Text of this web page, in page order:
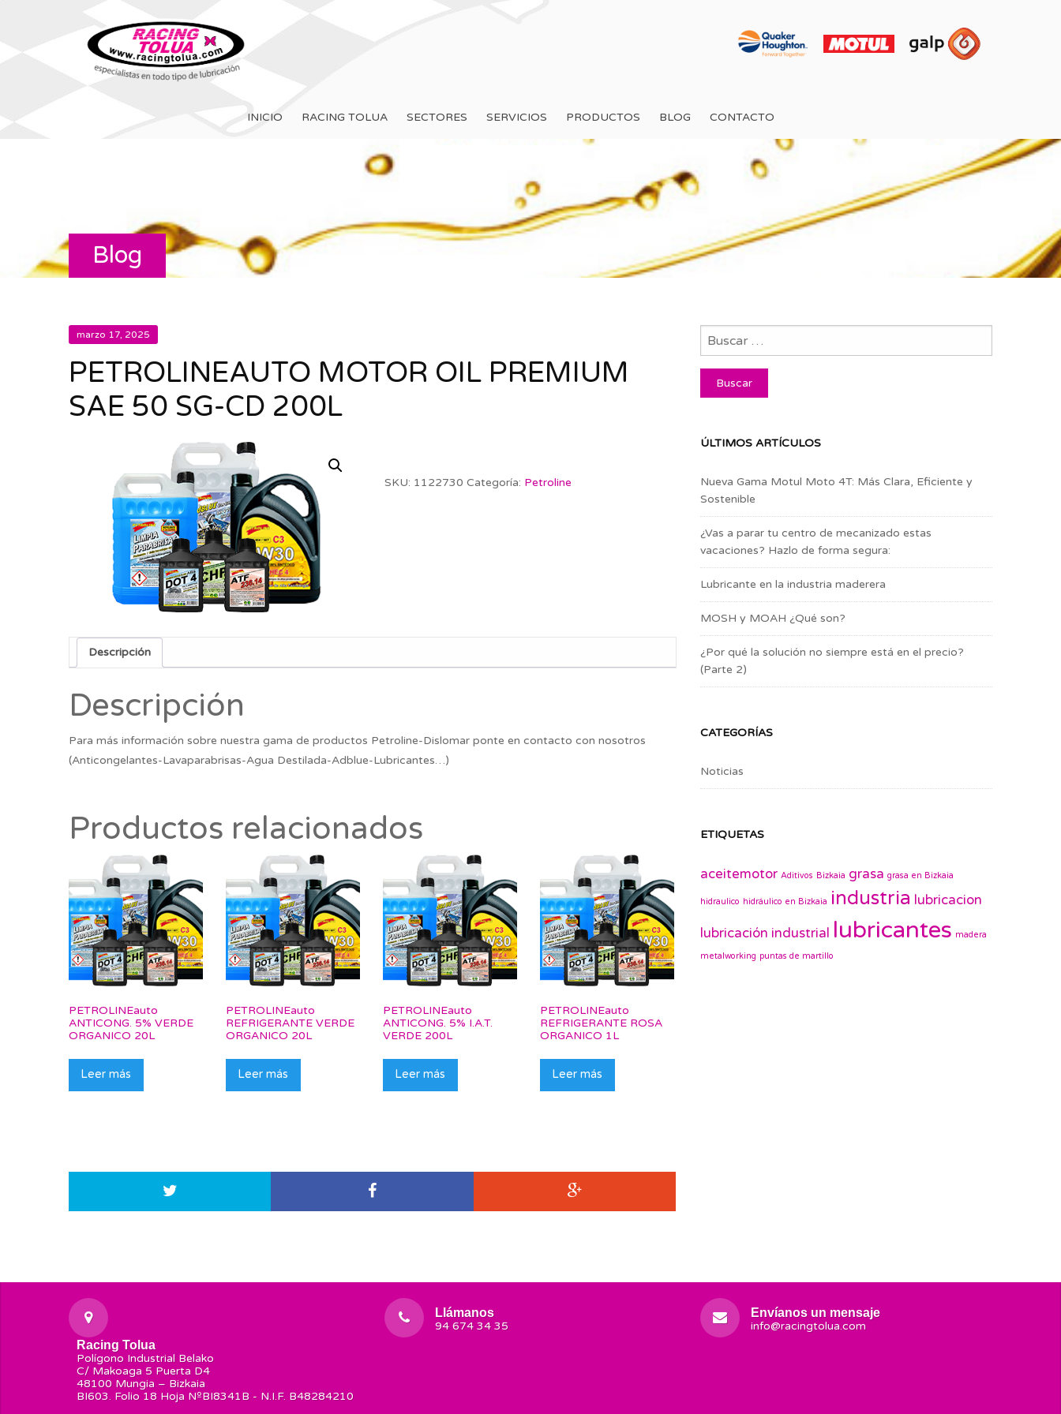
INICIO RACING TOLUA SECTORES SERVICIOS PRODUCTOS BLOG CONTACTO
Blog
marzo 17, 2025
PETROLINEAUTO MOTOR OIL PREMIUM
SAE 50 SG-CD 200L
SKU: 1122730 Categoría: Petroline
Descripción
Descripción
Para más información sobre nuestra gama de productos Petroline-Dislomar ponte en contacto con nosotros
(Anticongelantes-Lavaparabrisas-Agua Destilada-Adblue-Lubricantes…)
Productos relacionados
PETROLINEauto
ANTICONG. 5% VERDE
ORGANICO 20L
Leer más
PETROLINEauto
REFRIGERANTE VERDE
ORGANICO 20L
Leer más
PETROLINEauto
ANTICONG. 5% I.A.T.
VERDE 200L
Leer más
PETROLINEauto
REFRIGERANTE ROSA
ORGANICO 1L
Leer más
ÚLTIMOS ARTÍCULOS
Nueva Gama Motul Moto 4T: Más Clara, Eficiente y
Sostenible
¿Vas a parar tu centro de mecanizado estas
vacaciones? Hazlo de forma segura:
Lubricante en la industria maderera
MOSH y MOAH ¿Qué son?
¿Por qué la solución no siempre está en el precio?
(Parte 2)
CATEGORÍAS
Noticias
ETIQUETAS
aceitemotor Aditivos Bizkaia grasa grasa en Bizkaia
hidraulico hidráulico en Bizkaia industria lubricacion
lubricación industrial lubricantes madera
metalworking puntas de martillo
Racing Tolua
Polígono Industrial Belako
C/ Makoaga 5 Puerta D4
48100 Mungia – Bizkaia
BI603. Folio 18 Hoja NºBI8341B - N.I.F. B48284210
Llámanos
94 674 34 35
Envíanos un mensaje
info@racingtolua.com